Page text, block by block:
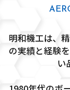
明和機工は、
の実績と経験
い